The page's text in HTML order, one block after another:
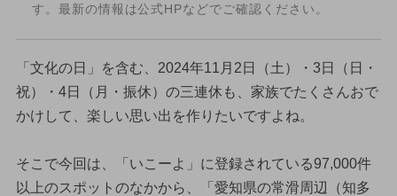
す。最新の情報は公式HPなどでご確認ください。
「文化の日」を含む、2024年11月2日（土）・3日（日・
祝）・4日（月・振休）の三連休も、家族でたくさんおで
かけして、楽しい思い出を作りたいですよね。
そこで今回は、「いこーよ」に登録されている97,000件
以上のスポットのなかから、「愛知県の常滑周辺（知多